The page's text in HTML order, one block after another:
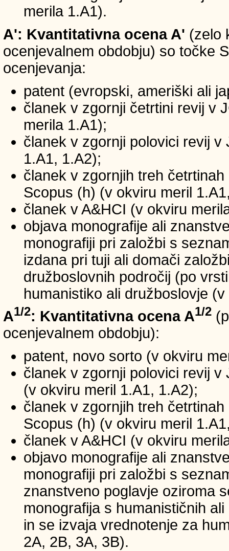
merila 1.A1).
A': Kvantitativna ocena A' (zelo
ocenjevalnem obdobju) so točke
ocenjevanja:
patent (evropski, ameriški ali
članek v zgornji četrtini revij v
merila 1.A1);
članek v zgornji polovici revij
1.A1, 1.A2);
članek v zgornjih treh
Scopus (h) (v okviru meril
članek v A&HCI (v okviru
objava monografije ali
monografiji pri založbi s
izdana pri tuji ali domači
družboslovnih področij (po
humanistiko ali družboslovje
A1/2: Kvantitativna ocena A1/2
ocenjevalnem obdobju):
patent, novo sorto (v okviru
članek v zgornji polovici revij
(v okviru meril 1.A1, 1.A2);
članek v zgornjih treh
Scopus (h) (v okviru meril
članek v A&HCI (v okviru
objavo monografije ali
monografiji pri založbi s
znanstveno poglavje oziroma
monografija s humanističnih
in se izvaja vrednotenje za
2A, 2B, 3A, 3B).